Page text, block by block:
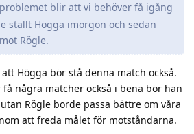
problemet blir att vi behöver få igång
ställt Högga imorgon och sedan
Rögle.
Högga bör stå denna match också.
få några matcher också i bena bör han
Rögle borde passa bättre om våra
att freda målet för motståndarna.